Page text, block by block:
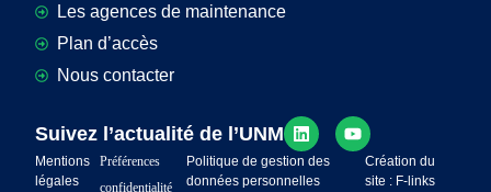
Les agences de maintenance
Plan d’accès
Nous contacter
Suivez l’actualité de l’UNM
Mentions
légales
Préférences
confidentialité
Politique de gestion des
données personnelles
Création du
site : F-links